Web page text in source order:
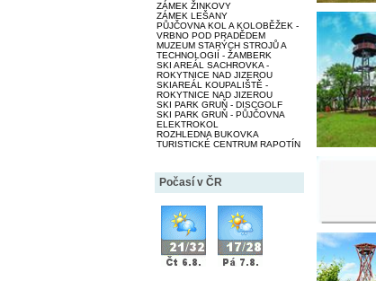
ZÁMEK ŽINKOVY
ZÁMEK LEŠANY
PŮJČOVNA KOL A KOLOBĚŽEK -
VRBNO POD PRADĚDEM
MUZEUM STARÝCH STROJŮ A
TECHNOLOGIÍ - ŽAMBERK
SKI AREÁL SACHROVKA -
ROKYTNICE NAD JIZEROU
SKIAREÁL KOUPALIŠTĚ -
ROKYTNICE NAD JIZEROU
SKI PARK GRUŇ - DISCGOLF
SKI PARK GRUŇ - PŮJČOVNA
ELEKTROKOL
ROZHLEDNA BUKOVKA
TURISTICKÉ CENTRUM RAPOTÍN
Počasí v ČR